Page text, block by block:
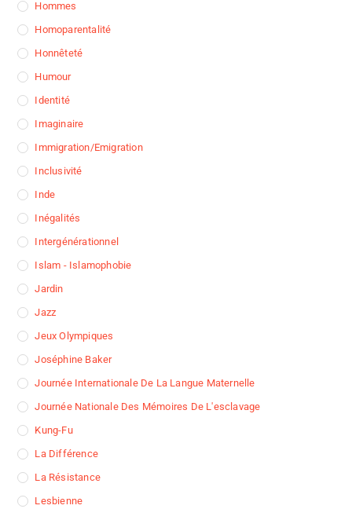
Hommes
Homoparentalité
Honnêteté
Humour
Identité
Imaginaire
Immigration/Emigration
Inclusivité
Inde
Inégalités
Intergénérationnel
Islam - Islamophobie
Jardin
Jazz
Jeux Olympiques
Joséphine Baker
Journée Internationale De La Langue Maternelle
Journée Nationale Des Mémoires De L'esclavage
Kung-Fu
La Différence
La Résistance
Lesbienne